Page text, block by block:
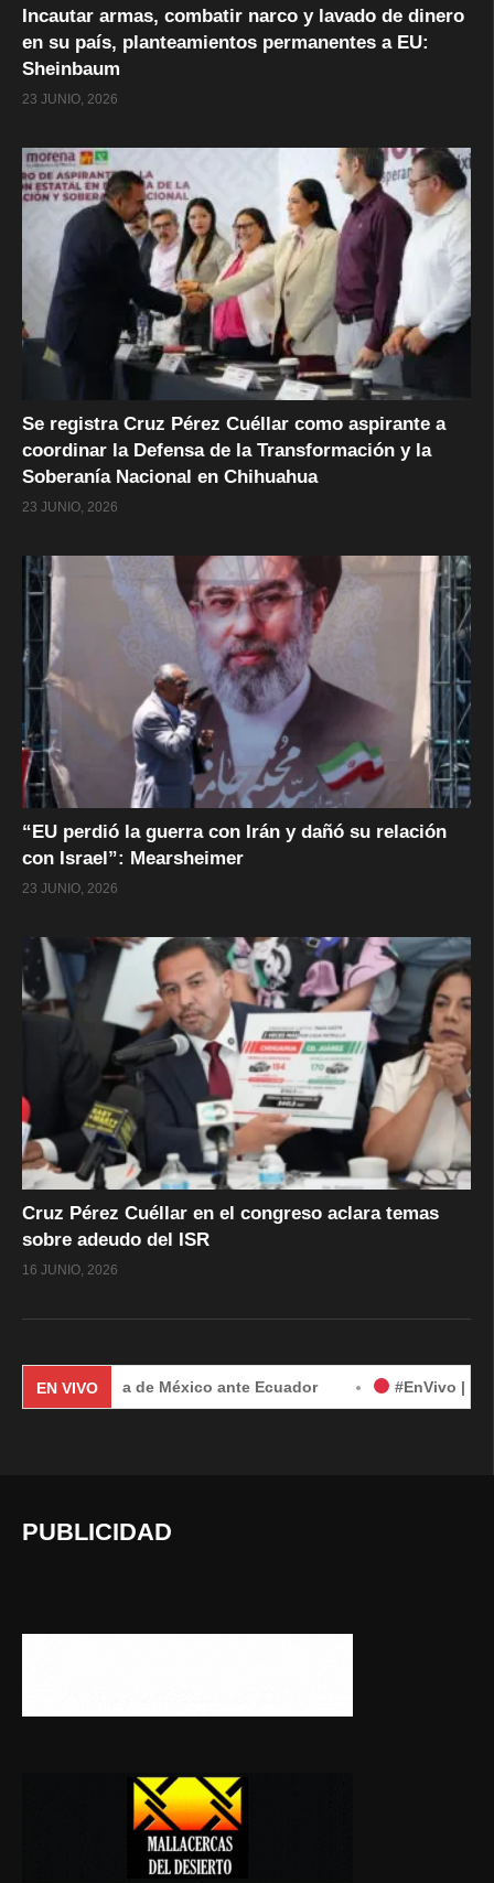
Incautar armas, combatir narco y lavado de dinero
en su país, planteamientos permanentes a EU:
Sheinbaum
23 JUNIO, 2026
Se registra Cruz Pérez Cuéllar como aspirante a
coordinar la Defensa de la Transformación y la
Soberanía Nacional en Chihuahua
23 JUNIO, 2026
“EU perdió la guerra con Irán y dañó su relación
con Israel”: Mearsheimer
23 JUNIO, 2026
Cruz Pérez Cuéllar en el congreso aclara temas
sobre adeudo del ISR
16 JUNIO, 2026
EN VIVO
de México ante Ecuador #EnVivo | Demanda
PUBLICIDAD